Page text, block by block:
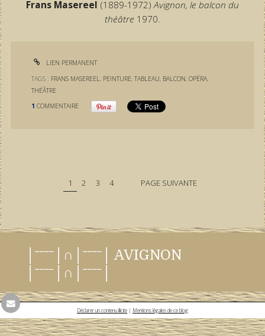
Frans Masereel (1889-1972)Avignon, le balcon du
théâtre 1970.
LIEN PERMANENT
TAGS : FRANS MASEREEL , PEINTURE,TABLEAU, BALCON,OPÉRA,
THÉÂTRE
1 COMMENTAIRE
1 2 3 4 PAGE SUIVANTE
│ˉˉˉˉ│∩│ˉˉˉˉ│ AVIGNON
│ˉˉˉˉ│∩│ˉˉˉˉ│
Déclarer un contenu illicite | Mentions légales de ce blog